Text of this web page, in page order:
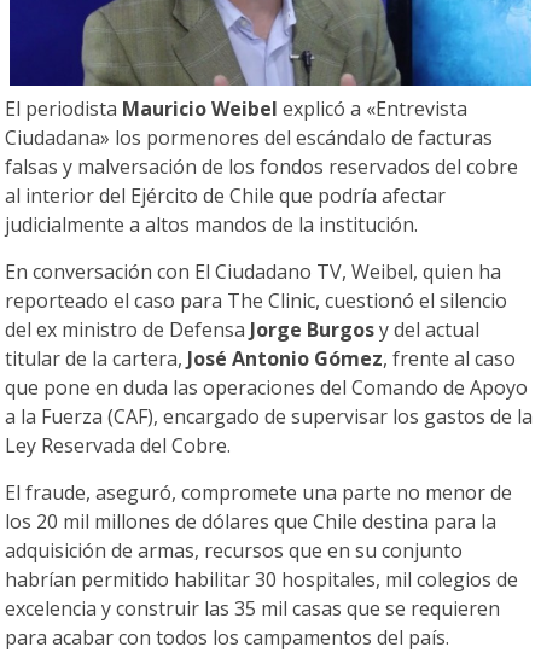
El periodista Mauricio Weibel explicó a «Entrevista
Ciudadana» los pormenores del escándalo de facturas
falsas y malversación de los fondos reservados del cobre
al interior del Ejército de Chile que podría afectar
judicialmente a altos mandos de la institución.
En conversación con El Ciudadano TV, Weibel, quien ha
reporteado el caso para The Clinic, cuestionó el silencio
del ex ministro de Defensa Jorge Burgosy del actual
titular de la cartera, José Antonio Gómez, frente al caso
que pone en duda las operaciones del Comando de Apoyo
a la Fuerza (CAF), encargado de supervisar los gastos de la
Ley Reservada del Cobre.
El fraude, aseguró, compromete una parte no menor de
los 20 mil millones de dólares que Chile destina para la
adquisición de armas, recursos que en su conjunto
habrían permitido habilitar 30 hospitales, mil colegios de
excelencia y construir las 35 mil casas que se requieren
para acabar con todos los campamentos del país.